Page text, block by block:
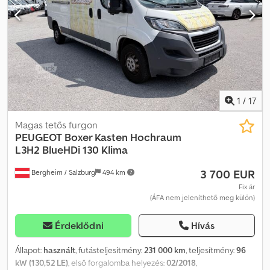
Kaolin fehér * Raktér padlója és oldalfalai műanyagból (PP) *
Beépített töltő 11 kW, 3 fázisú Cedpfxszf Dx Eo Anksrf * Curitiba
antracit szövet * Téli csomag BEV
1 / 17
Bergheim / Salzburg 494 km
Magas tetős furgon
PEUGEOT Boxer Kasten Hochraum
L3H2 BlueHDi 130 Klima
3 700 EUR
Fix ár
(ÁFA nem jeleníthető meg külön)
Érdeklődni Hívás
Állapot: használt, futásteljesítmény:231 000 km, teljesítmény:96
kW (130,52 LE), első forgalomba helyezés:02/2018,